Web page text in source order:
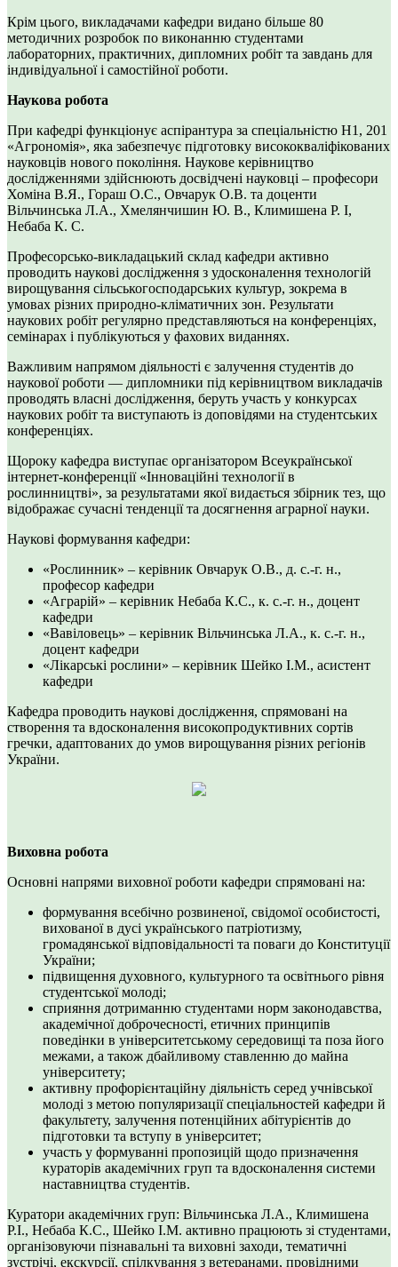
Крім цього, викладачами кафедри видано більше 80
методичних розробок по виконанню студентами
лабораторних, практичних, дипломних робіт та завдань для
індивідуальної і самостійної роботи.
Наукова робота
При кафедрі функціонує аспірантура за спеціальністю Н1, 201
«Агрономія», яка забезпечує підготовку висококваліфікованих
науковців нового покоління. Наукове керівництво
дослідженнями здійснюють досвідчені науковці – професори
Хоміна В.Я., Гораш О.С., Овчарук О.В. та доценти
Вільчинська Л.А., Хмелянчишин Ю. В., Климишена Р. І,
Небаба К. С.
Професорсько-викладацький склад кафедри активно
проводить наукові дослідження з удосконалення технологій
вирощування сільськогосподарських культур, зокрема в
умовах різних природно-кліматичних зон. Результати
наукових робіт регулярно представляються на конференціях,
семінарах і публікуються у фахових виданнях.
Важливим напрямом діяльності є залучення студентів до
наукової роботи — дипломники під керівництвом викладачів
проводять власні дослідження, беруть участь у конкурсах
наукових робіт та виступають із доповідями на студентських
конференціях.
Щороку кафедра виступає організатором Всеукраїнської
інтернет-конференції «Інноваційні технології в
рослинництві», за результатами якої видається збірник тез, що
відображає сучасні тенденції та досягнення аграрної науки.
Наукові формування кафедри:
«Рослинник» – керівник Овчарук О.В., д. с.-г. н.,
професор кафедри
«Аграрій» – керівник Небаба К.С., к. с.-г. н., доцент
кафедри
«Вавіловець» – керівник Вільчинська Л.А., к. с.-г. н.,
доцент кафедри
«Лікарські рослини» – керівник Шейко І.М., асистент
кафедри
Кафедра проводить наукові дослідження, спрямовані на
створення та вдосконалення високопродуктивних сортів
гречки, адаптованих до умов вирощування різних регіонів
України.
Виховна робота
Основні напрями виховної роботи кафедри спрямовані на:
формування всебічно розвиненої, свідомої особистості,
вихованої в дусі українського патріотизму,
громадянської відповідальності та поваги до Конституції
України;
підвищення духовного, культурного та освітнього рівня
студентської молоді;
сприяння дотриманню студентами норм законодавства,
академічної доброчесності, етичних принципів
поведінки в університетському середовищі та поза його
межами, а також дбайливому ставленню до майна
університету;
активну профорієнтаційну діяльність серед учнівської
молоді з метою популяризації спеціальностей кафедри й
факультету, залучення потенційних абітурієнтів до
підготовки та вступу в університет;
участь у формуванні пропозицій щодо призначення
кураторів академічних груп та вдосконалення системи
наставництва студентів.
Куратори академічних груп: Вільчинська Л.А., Климишена
Р.І., Небаба К.С., Шейко І.М. активно працюють зі студентами,
організовуючи пізнавальні та виховні заходи, тематичні
зустрічі, екскурсії, спілкування з ветеранами, провідними